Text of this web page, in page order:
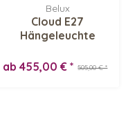
Belux
Cloud E27
Hängeleuchte
505,00 € *
ab 455,00 € *